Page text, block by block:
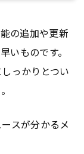
の追加や更新
いものです。
っかりとつい
スが分かるメ